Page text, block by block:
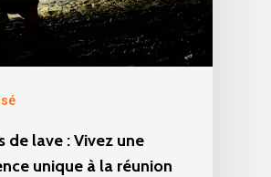
de lave : Vivez une
unique à la réunion